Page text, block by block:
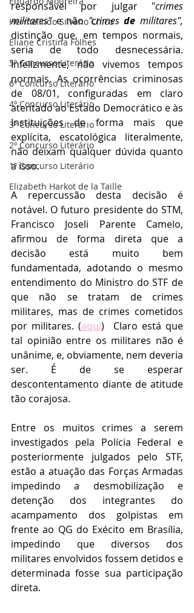
Hermelindo Silvano Chico
Eliane Cristina Folhes
5º Concurso Literário
6º Concurso Literário
4º Concurso Literário
3º Concurso Literário
2º Concurso Literário
1º Concurso Literário
Elizabeth Harkot de la Taille
responsável por julgar "crimes
militares" e não "crimes de
distinção que, em tempos normais,
seria de todo desnecessária.
Infelizmente, não vivemos tempos
normais. As ocorrências criminosas
de 08/01, configuradas em claro
atentado ao Estado Democrático e às
Instituições de forma mais que
explícita, escatológica literalmente,
não deixam qualquer dúvida quanto
a isso.
A repercussão desta decisão é
notável. O futuro presidente do STM,
Francisco Joseli Parente Camelo,
afirmou de forma direta que a
decisão está muito bem
fundamentada, adotando o mesmo
entendimento do Ministro do STF de
que não se tratam de crimes
militares, mas de crimes cometidos
por militares. (aqui)
  Claro está que
tal opinião entre os militares não é
unânime, e, obviamente, nem deveria
ser. É de se esperar
descontentamento diante de atitude
tão corajosa.
Entre os muitos crimes a serem
investigados pela Polícia Federal e
posteriormente julgados pelo STF,
estão a atuação das Forças Armadas
impedindo a desmobilização e
detenção dos integrantes do
acampamento dos golpistas em
frente ao QG do Exécito em Brasília,
impedindo que diversos dos
militares envolvidos fossem detidos e
determinada fosse sua participação
direta.